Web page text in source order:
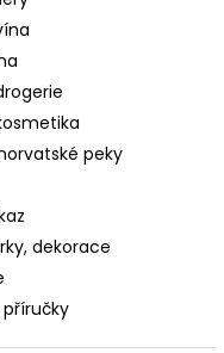
peky
dekorace
900G
€